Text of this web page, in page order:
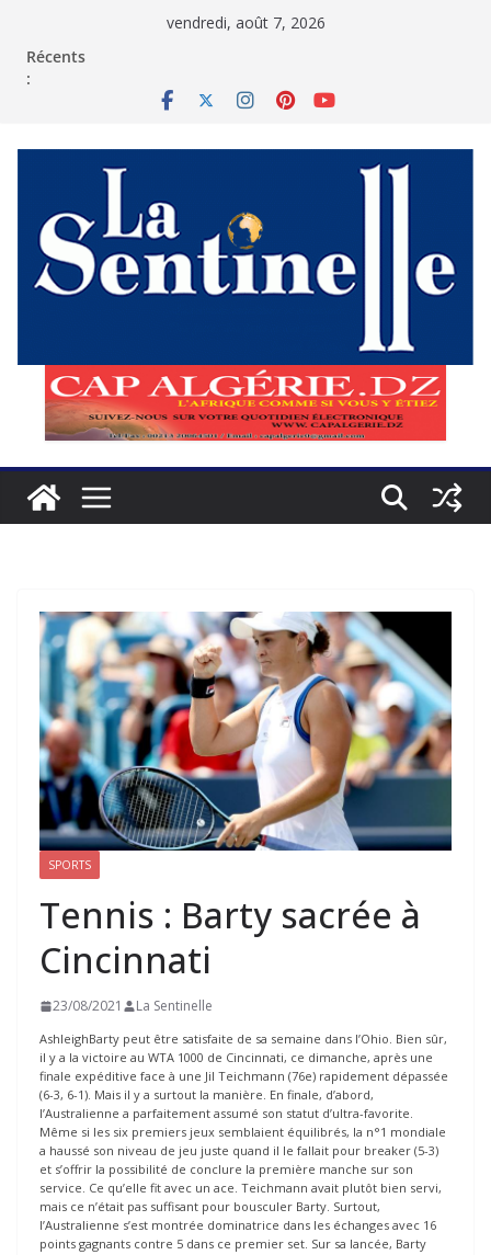
vendredi, août 7, 2026
Récents
:
SPORTS
Tennis : Barty sacrée à
Cincinnati
23/08/2021 La Sentinelle
AshleighBarty peut être satisfaite de sa semaine dans l’Ohio. Bien sûr,
il y a la victoire au WTA 1000 de Cincinnati, ce dimanche, après une
finale expéditive face à une Jil Teichmann (76e) rapidement dépassée
(6-3, 6-1). Mais il y a surtout la manière. En finale, d’abord,
l’Australienne a parfaitement assumé son statut d’ultra-favorite.
Même si les six premiers jeux semblaient équilibrés, la n°1 mondiale
a haussé son niveau de jeu juste quand il le fallait pour breaker (5-3)
et s’offrir la possibilité de conclure la première manche sur son
service. Ce qu’elle fit avec un ace. Teichmann avait plutôt bien servi,
mais ce n’était pas suffisant pour bousculer Barty. Surtout,
l’Australienne s’est montrée dominatrice dans les échanges avec 16
points gagnants contre 5 dans ce premier set. Sur sa lancée, Barty